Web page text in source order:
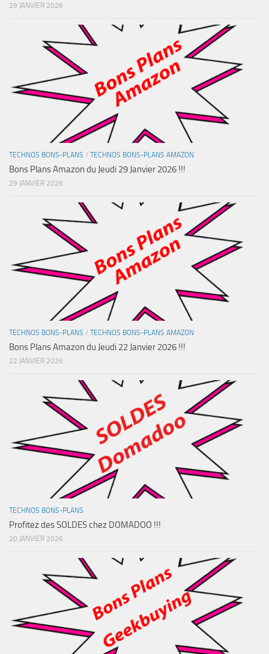
29 JANVIER 2026
TECHNOS BONS-PLANS / TECHNOS BONS-PLANS AMAZON
Bons Plans Amazon du Jeudi 29 Janvier 2026 !!!
29 JANVIER 2026
TECHNOS BONS-PLANS / TECHNOS BONS-PLANS AMAZON
Bons Plans Amazon du Jeudi 22 Janvier 2026 !!!
22 JANVIER 2026
TECHNOS BONS-PLANS
Profitez des SOLDES chez DOMADOO !!!
20 JANVIER 2026